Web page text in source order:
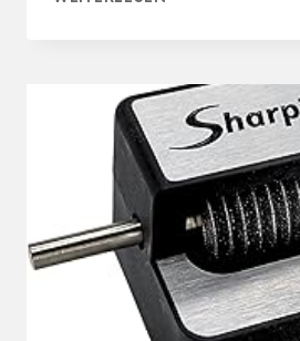
SÄGEBLATT
KREISSÄGEBLATT
SCHÄRFGERÄT
FÜR
80-
700MM
SÄGEBLÄTTER
S…